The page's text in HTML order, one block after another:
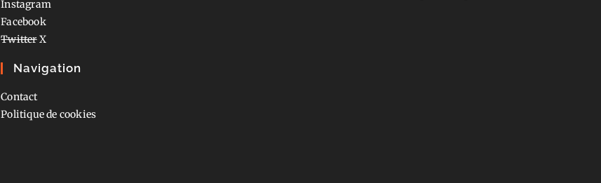
Instagram
Facebook
TwitterX
Navigation
Contact
Politique de cookies